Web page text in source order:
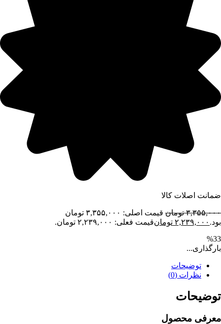
ضمانت اصلات کالا
۳,۳۵۵,۰۰۰ تومان
قیمت اصلی: ۳,۳۵۵,۰۰۰ تومان
بود. ۲,۲۳۹,۰۰۰ تومانقیمت فعلی: ۲,۲۳۹,۰۰۰ تومان.
%33
بارگذاری...
توضیحات
نظرات (0)
توضیحات
معرفی محصول